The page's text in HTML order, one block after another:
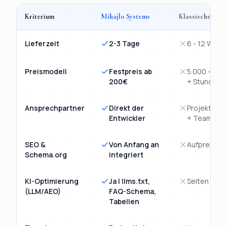
Kriterium Mihajlo Systems Klassische
Lieferzeit 2-3 Tage 6 - 12
Preismodell
Festpreis ab
200€
5.000 -
+ Stunden
Ansprechpartner
Direkt der
Entwickler
+ Team
SEO &
Schema.org
Von Anfang an
integriert
Aufpreis-
KI-Optimierung
(LLM/AEO)
Ja | llms.txt,
FAQ-Schema,
Tabellen
Selten